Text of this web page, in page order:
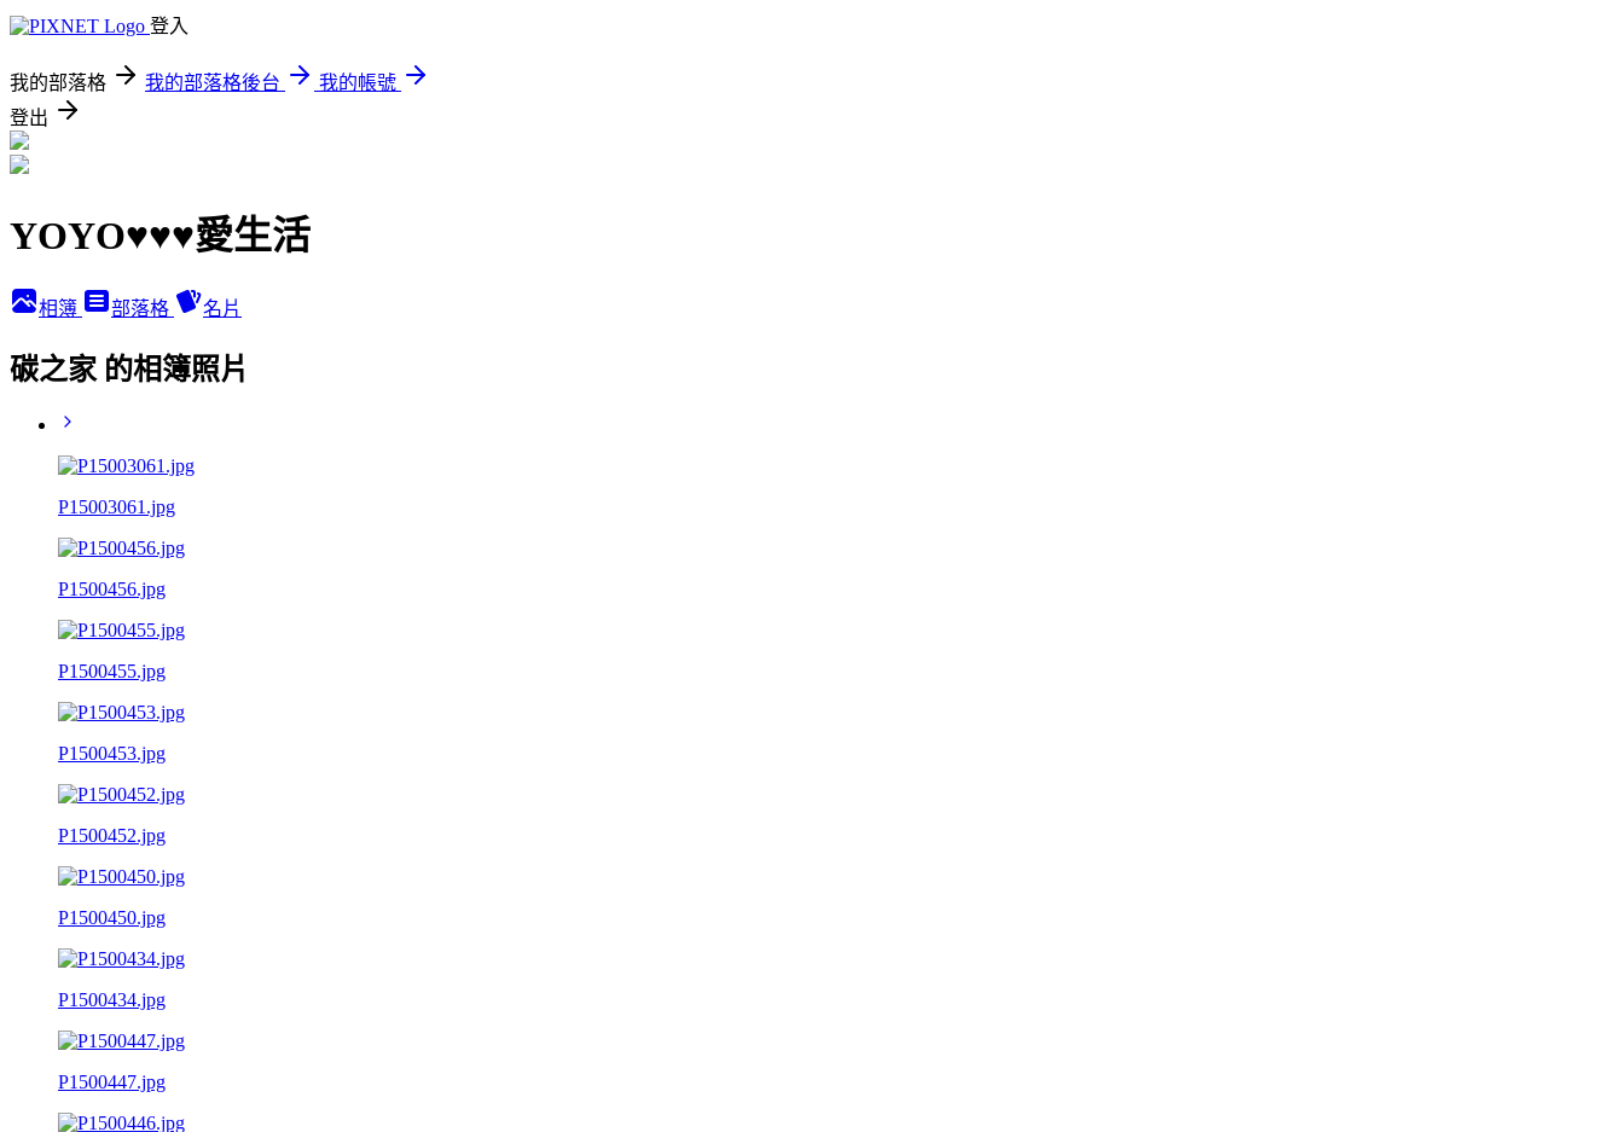
登入
我的部落格 我的部落格後台
我的帳號
登出
YOYO♥♥♥愛生活
相簿 部落格 名片
碳之家 的相簿照片
P15003061.jpg
P1500456.jpg
P1500455.jpg
P1500453.jpg
P1500452.jpg
P1500450.jpg
P1500434.jpg
P1500447.jpg